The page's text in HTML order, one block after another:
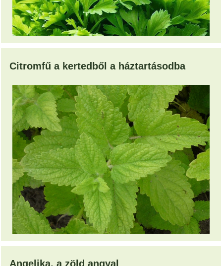
Citromfű a kertedből a háztartásodba
Angelika, a zöld angyal